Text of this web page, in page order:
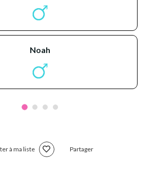
noah
à ma liste Partager